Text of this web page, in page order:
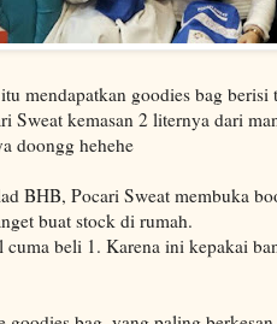
mendapatkan goodies bag berisi
Sweat kemasan 2 liternya dari
doongg hehehe
BHB, Pocari Sweat membuka
buat stock di rumah.
cuma beli 1. Karena ini kepakai